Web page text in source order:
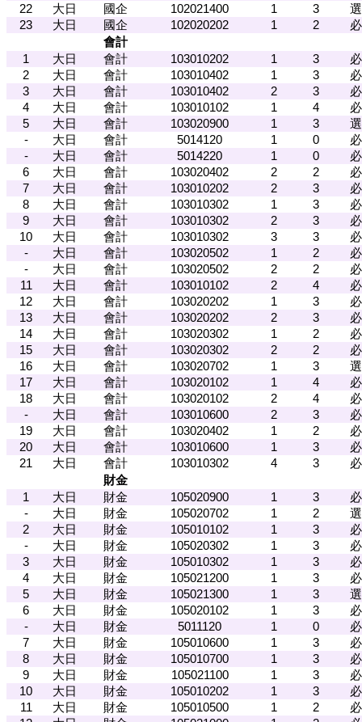
22
大日 國企 102021400 1 3
選
23
大日 國企 102020202 1 2
必
會計
1
大日 會計 103010202 1 3
必
2
大日 會計 103010402 1 3
必
3
大日 會計 103010402 2 3
必
4
大日 會計 103010102 1 4
必
5
大日 會計 103020900 1 3
選
-
大日 會計 5014120 1 0
必
-
大日 會計 5014220 1 0
必
6
大日 會計 103020402 2 2
必
7
大日 會計 103010202 2 3
必
8
大日 會計 103010302 1 3
必
9
大日 會計 103010302 2 3
必
10
大日 會計 103010302 3 3
必
-
大日 會計 103020502 1 2
必
-
大日 會計 103020502 2 2
必
11
大日 會計 103010102 2 4
必
12
大日 會計 103020202 1 3
必
13
大日 會計 103020202 2 3
必
14
大日 會計 103020302 1 2
必
15
大日 會計 103020302 2 2
必
16
大日 會計 103020702 1 3
選
17
大日 會計 103020102 1 4
必
18
大日 會計 103020102 2 4
必
-
大日 會計 103010600 2 3
必
19
大日 會計 103020402 1 2
必
20
大日 會計 103010600 1 3
必
21
大日 會計 103010302 4 3
必
財金
1
大日 財金 105020900 1 3
必
-
大日 財金 105020702 1 2
選
2
大日 財金 105010102 1 3
必
-
大日 財金 105020302 1 3
必
3
大日 財金 105010302 1 3
必
4
大日 財金 105021200 1 3
必
5
大日 財金 105021300 1 3
選
6
大日 財金 105020102 1 3
必
-
大日 財金 5011120 1 0
必
7
大日 財金 105010600 1 3
必
8
大日 財金 105010700 1 3
必
9
大日 財金 105021100 1 3
必
10
大日 財金 105010202 1 3
必
11
大日 財金 105010500 1 2
必